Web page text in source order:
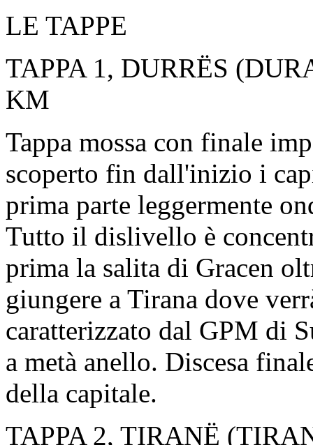
LE TAPPE
TAPPA 1, DURRËS
KM
Tappa mossa con finale
scoperto fin dall'inizio i
prima parte leggermente
Tutto il dislivello è
prima la salita di Gracen
giungere a Tirana dove
caratterizzato dal GPM di
a metà anello. Discesa
della capitale.
TAPPA 2, TIRANË